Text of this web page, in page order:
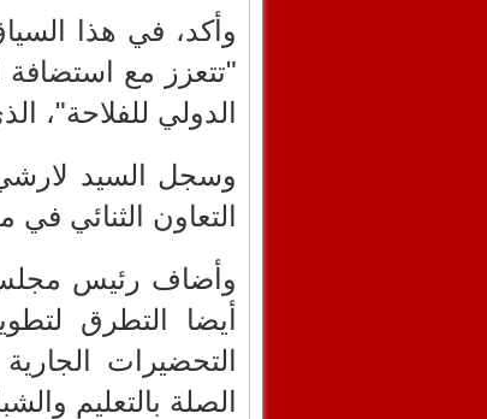
وأكد، في هذا
"تتعزز مع
الدولي للفلاحة"،
وسجل السيد
التعاون الثنائي
وأضاف رئيس مجلس
أيضا التطرق
الصلة بالتعليم